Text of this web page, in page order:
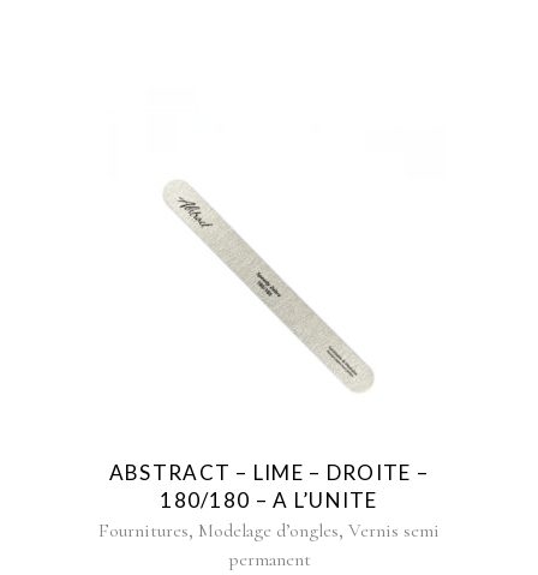
ABSTRACT – LIME – DROITE –
180/180 – A L’UNITE
Fournitures, Modelage d’ongles, Vernis semi
permanent